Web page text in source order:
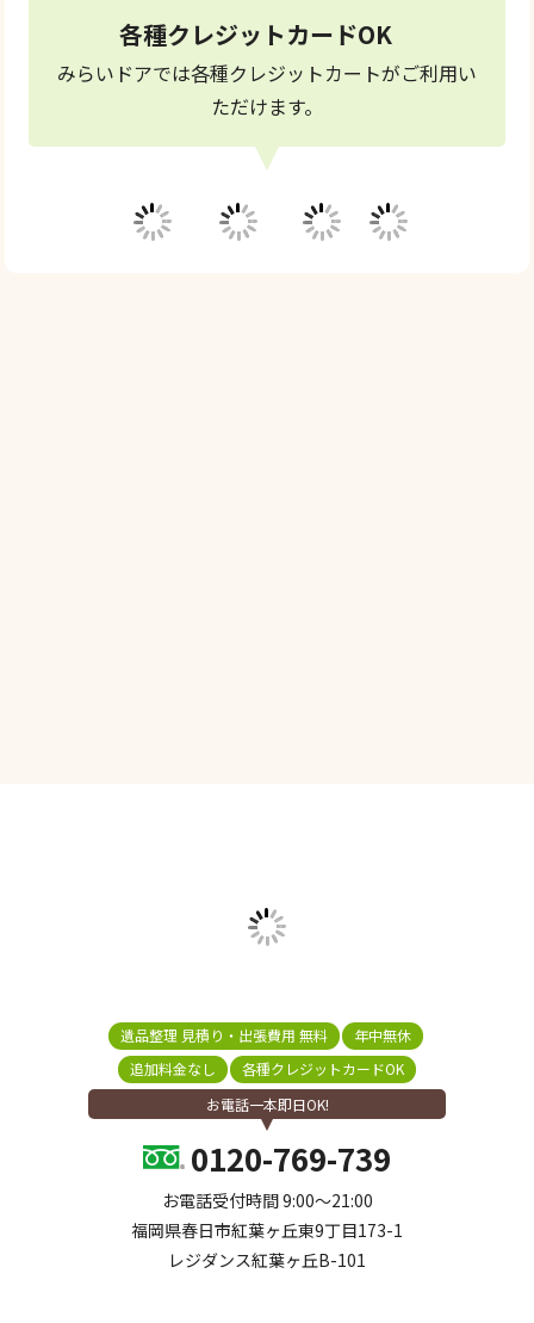
各種クレジットカードOK
みらいドアでは各種クレジットカートがご利用い
ただけます。
遺品整理 見積り・出張費用 無料
年中無休
追加料金なし
各種クレジットカードOK
お電話一本即日OK!
0120-769-739
お電話受付時間 9:00～21:00
福岡県春日市紅葉ヶ丘東9丁目173-1
レジダンス紅葉ヶ丘B-101